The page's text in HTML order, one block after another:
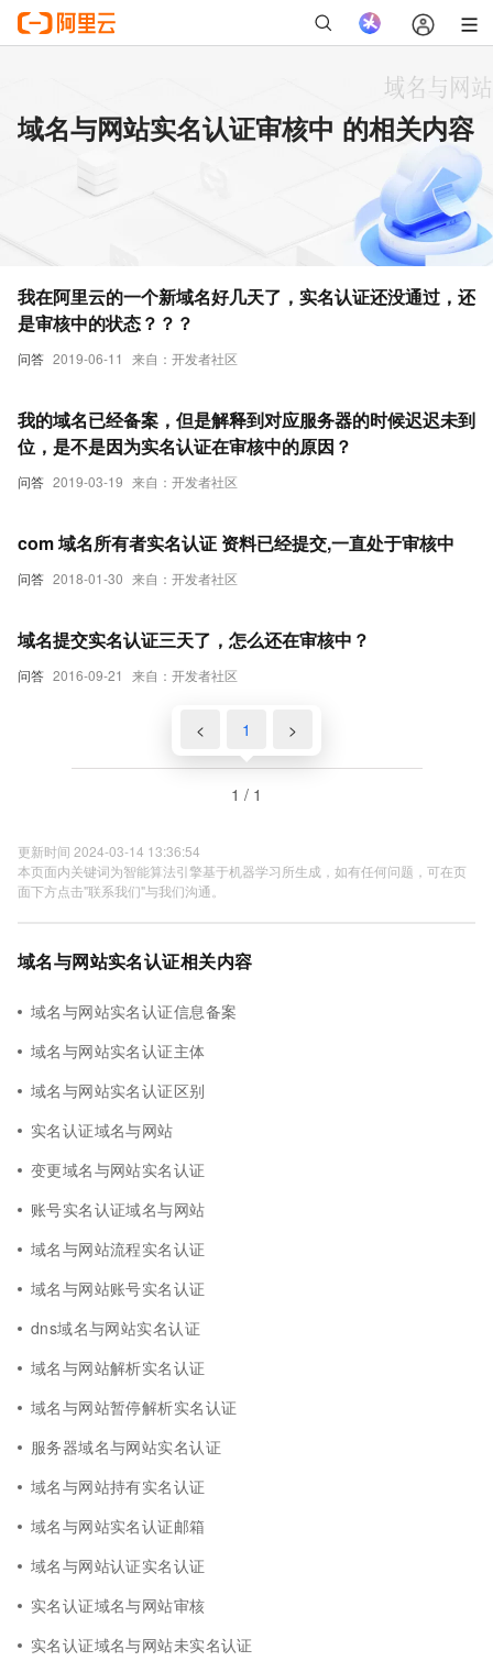
域名与网站实名认证审核中 的相关内容
问答 2019-06-11 来自：开发者社区
我在阿里云的一个新域名好几天了，实名认证还没通过，还
是审核中的状态？？？
问答 2019-03-19 来自：开发者社区
我的域名已经备案，但是解释到对应服务器的时候迟迟未到
位，是不是因为实名认证在审核中的原因？
问答 2018-01-30 来自：开发者社区
com 域名所有者实名认证 资料已经提交,一直处于审核中
问答 2016-09-21 来自：开发者社区
域名提交实名认证三天了，怎么还在审核中？
< 1 >
1 / 1
更新时间 2024-03-14 13:36:54
本页面内关键词为智能算法引擎基于机器学习所生成，如有任何问题，可在页
面下方点击"联系我们"与我们沟通。
域名与网站实名认证相关内容
域名与网站实名认证信息备案
域名与网站实名认证主体
域名与网站实名认证区别
实名认证域名与网站
变更域名与网站实名认证
账号实名认证域名与网站
域名与网站流程实名认证
域名与网站账号实名认证
dns域名与网站实名认证
域名与网站解析实名认证
域名与网站暂停解析实名认证
服务器域名与网站实名认证
域名与网站持有实名认证
域名与网站实名认证邮箱
域名与网站认证实名认证
实名认证域名与网站审核
实名认证域名与网站未实名认证